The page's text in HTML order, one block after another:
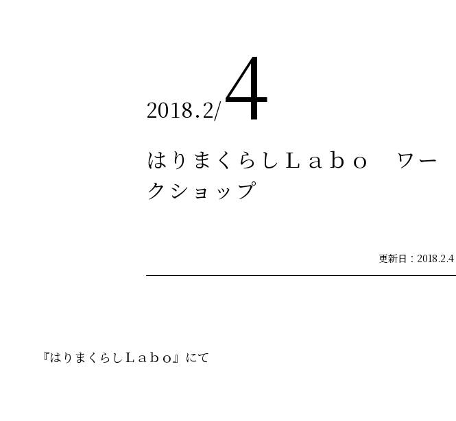
2018.2/4
はりまくらしＬａｂｏ ワー
クショップ
更新日：2018.2.4
『はりまくらしＬａｂｏ』にて